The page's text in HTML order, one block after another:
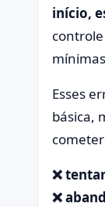
início,
Esses
básica,
❌
❌